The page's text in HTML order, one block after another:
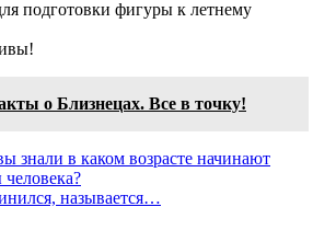
о Близнецах. Все в точку!
знали в каком возрасте начинают
человека?
называется…